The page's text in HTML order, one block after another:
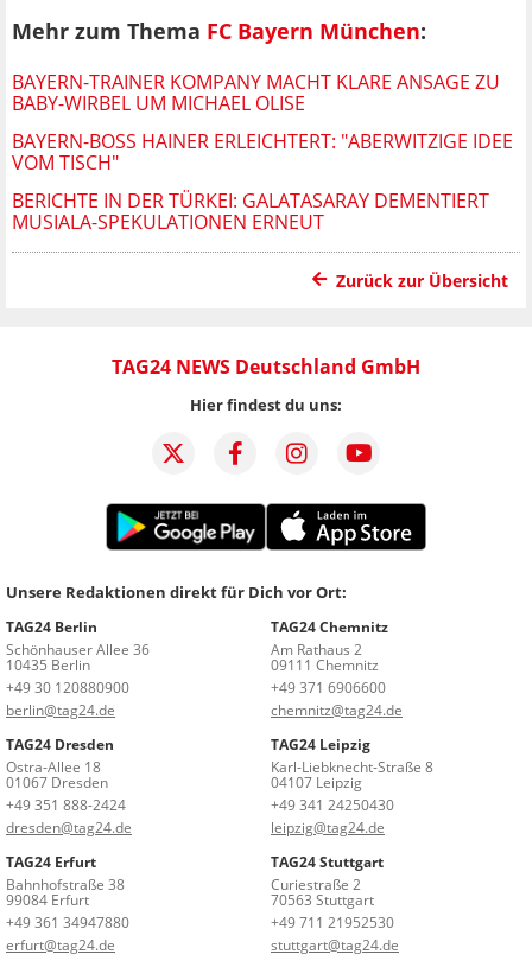
Mehr zum Thema FC Bayern München:
BAYERN-TRAINER KOMPANY MACHT KLARE ANSAGE ZU
BABY-WIRBEL UM MICHAEL OLISE
BAYERN-BOSS HAINER ERLEICHTERT: "ABERWITZIGE IDEE
VOM TISCH"
BERICHTE IN DER TÜRKEI: GALATASARAY DEMENTIERT
MUSIALA-SPEKULATIONEN ERNEUT
Zurück zur Übersicht
TAG24 NEWS Deutschland GmbH
Hier findest du uns:
Unsere Redaktionen direkt für Dich vor Ort:
TAG24 Berlin
Schönhauser Allee 36
10435 Berlin
+49 30 120880900
berlin@tag24.de
TAG24 Chemnitz
Am Rathaus 2
09111 Chemnitz
+49 371 6906600
chemnitz@tag24.de
TAG24 Dresden
Ostra-Allee 18
01067 Dresden
+49 351 888-2424
dresden@tag24.de
TAG24 Leipzig
Karl-Liebknecht-Straße 8
04107 Leipzig
+49 341 24250430
leipzig@tag24.de
TAG24 Erfurt
Bahnhofstraße 38
99084 Erfurt
+49 361 34947880
erfurt@tag24.de
TAG24 Stuttgart
Curiestraße 2
70563 Stuttgart
+49 711 21952530
stuttgart@tag24.de